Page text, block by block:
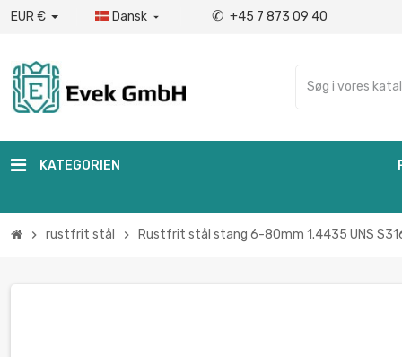
EUR € Dansk  ✆ +45 7 873 09 40
KATEGORIEN
chevron_right rustfrit stål chevron_right Rustfrit stål stang 6-80mm 1.4435 UNS